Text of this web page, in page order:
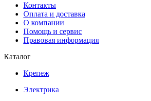
Контакты
Оплата и доставка
О компании
Помощь и сервис
Правовая информация
Каталог
Крепеж
Электрика